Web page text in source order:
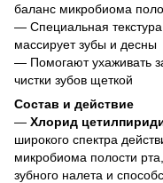
баланс микробиома
— Специальная
массирует зубы и десны
— Помогают ухаживать
чистки зубов щеткой
Состав и действие
— Хлорид
широкого спектра
микробиома полости
зубного налета и